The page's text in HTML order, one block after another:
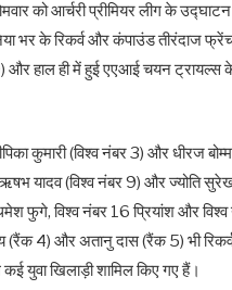
को आर्चरी प्रीमियर लीग के
भर के रिकर्व और कंपाउंड तीरंदाज
और हाल ही में हुई एएआई चयन ट्रायल्स
कुमारी (विश्व नंबर 3) और धीरज
यादव (विश्व नंबर 9) और ज्योति
फुगे, विश्व नंबर 16 प्रियांश और
4) और अतानु दास (रैंक 5) भी रिकर्व
खिलाड़ी शामिल किए गए हैं।